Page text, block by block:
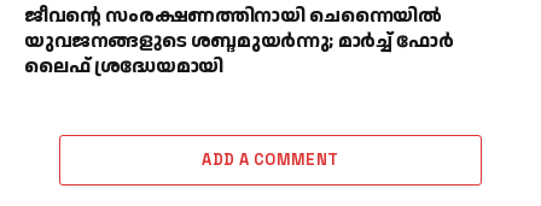
ജീവന്റെ സംരക്ഷണത്തിനായി ചെന്നൈയിൽ
യുവജനങ്ങളുടെ ശബ്ദമുയർന്നു; മാർച്ച് ഫോർ
ലൈഫ് ശ്രദ്ധേയമായി
ADD A COMMENT